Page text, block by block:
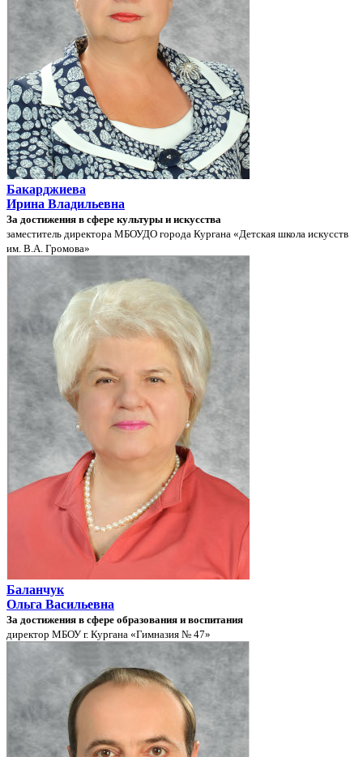
Бакарджиева
Ирина Владильевна
За достижения в сфере культуры и искусства
заместитель директора МБОУДО города Кургана «Детская школа искусств
им. В.А. Громова»
Баланчук
Ольга Васильевна
За достижения в сфере образования и воспитания
директор МБОУ г. Кургана «Гимназия № 47»